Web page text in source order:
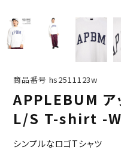
商品番号 hs2511123w
APPLEBUM ア
L/S T-shirt -
シンプルなロゴTシャツ